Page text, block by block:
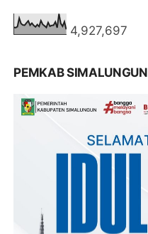
4,927,697
PEMKAB SIMALUNGUN